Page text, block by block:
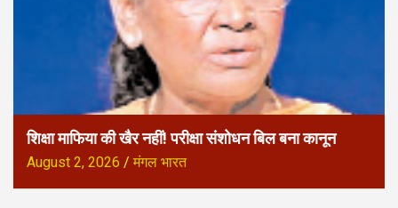
शिक्षा माफिया की खैर नहीं! परीक्षा संशोधन बिल बना कानून
August 2, 2026 मंगल भारत